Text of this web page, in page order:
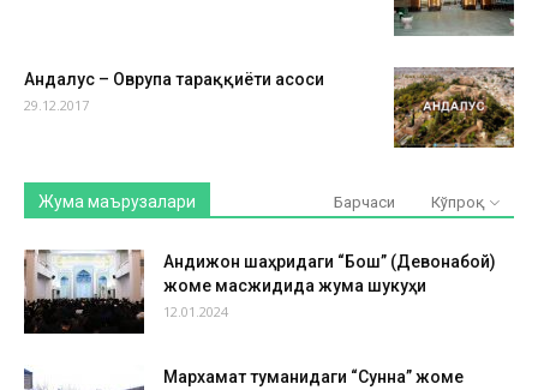
Андалус – Оврупа тараққиёти асоси
29.12.2017
Жума маърузалари Барчаси Кўпроқ
Андижон шаҳридаги “Бош” (Девонабой)
жоме масжидида жума шукуҳи
12.01.2024
Мархамат туманидаги “Сунна” жоме